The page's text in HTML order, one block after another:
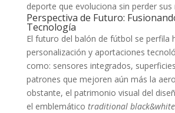
deporte que evoluciona sin perder sus
Perspectiva de Futuro:
Tecnología
El futuro del balón de fútbol se perfila
personalización y aportaciones
como: sensores integrados,
patrones que mejoren aún más la
obstante, el patrimonio visual del
el emblemático traditional